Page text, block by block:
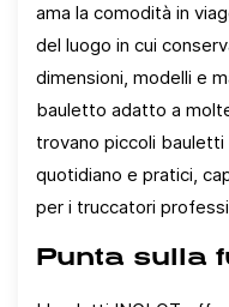
ama la comodità in
del luogo in cui
dimensioni, modelli e
bauletto adatto a
trovano piccoli
quotidiano e pratici,
per i truccatori
Punta sulla